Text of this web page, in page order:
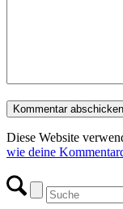
Diese Website
wie deine